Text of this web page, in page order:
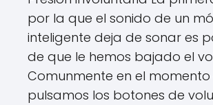
por la que el sonido de un
inteligente deja de sonar es
de que le hemos bajado el
Comunmente en el momento
pulsamos los botones de